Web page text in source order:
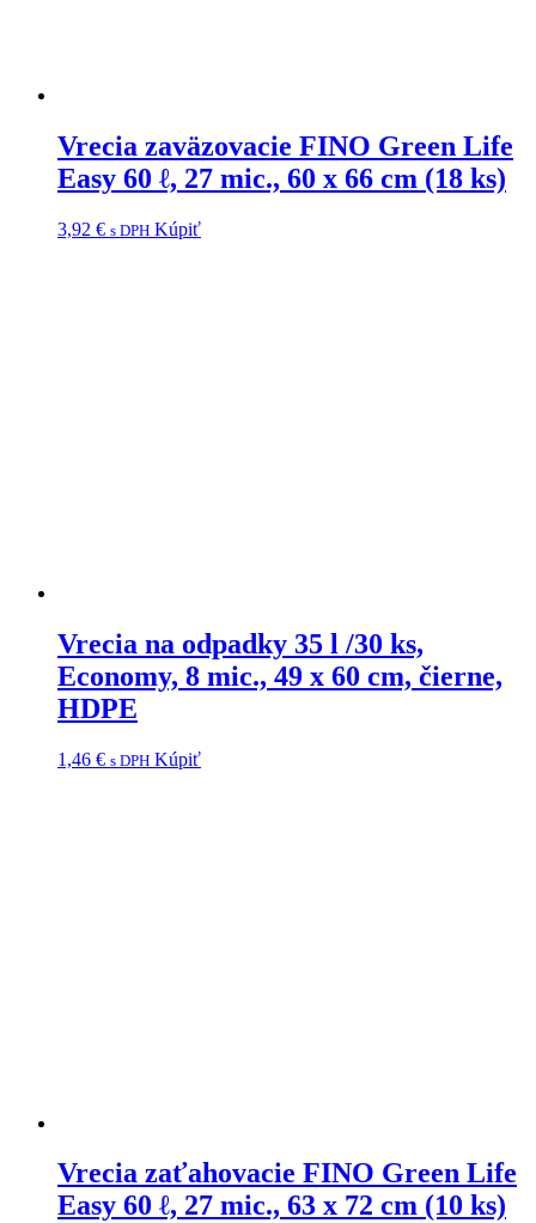
Vrecia zaväzovacie FINO Green Life
Easy 60 ℓ, 27 mic., 60 x 66 cm (18 ks)
3,92 € s DPH Kúpiť
Vrecia na odpadky 35 l /30 ks,
Economy, 8 mic., 49 x 60 cm, čierne,
HDPE
1,46 € s DPH Kúpiť
Vrecia zaťahovacie FINO Green Life
Easy 60 ℓ, 27 mic., 63 x 72 cm (10 ks)